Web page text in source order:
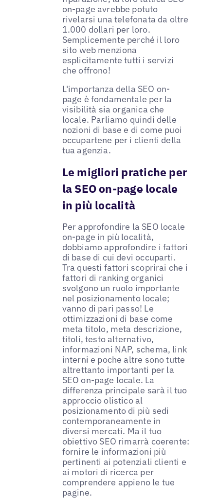
on-page avrebbe potuto
rivelarsi una telefonata da oltre
1.000 dollari per loro.
Semplicemente perché il loro
sito web menziona
esplicitamente tutti i servizi
che offrono!
L'importanza della SEO on-
page è fondamentale per la
visibilità sia organica che
locale. Parliamo quindi delle
nozioni di base e di come puoi
occupartene per i clienti della
tua agenzia.
Le migliori pratiche per
la SEO on-page locale
in più località
Per approfondire la SEO locale
on-page in più località,
dobbiamo approfondire i fattori
di base di cui devi occuparti.
Tra questi fattori scoprirai che i
fattori di ranking organici
svolgono un ruolo importante
nel posizionamento locale;
vanno di pari passo! Le
ottimizzazioni di base come
meta titolo, meta descrizione,
titoli, testo alternativo,
informazioni NAP, schema, link
interni e poche altre sono tutte
altrettanto importanti per la
SEO on-page locale. La
differenza principale sarà il tuo
approccio olistico al
posizionamento di più sedi
contemporaneamente in
diversi mercati. Ma il tuo
obiettivo SEO rimarrà coerente:
fornire le informazioni più
pertinenti ai potenziali clienti e
ai motori di ricerca per
comprendere appieno le tue
pagine.